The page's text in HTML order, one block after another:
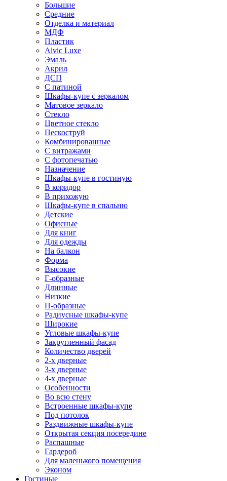
Большие
Средние
Отделка и материал
МДФ
Пластик
Alvic Luxe
Эмаль
Акрил
ДСП
С патиной
Шкафы-купе с зеркалом
Матовое зеркало
Стекло
Цветное стекло
Пескоструй
Комбинированные
С витражами
С фотопечатью
Назначение
Шкафы-купе в гостиную
В коридор
В прихожую
Шкафы-купе в спальню
Детские
Офисные
Для книг
Для одежды
На балкон
Форма
Высокие
Г-образные
Длинные
Низкие
П-образные
Радиусные шкафы-купе
Широкие
Угловые шкафы-купе
Закругленный фасад
Количество дверей
2-х дверные
3-х дверные
4-х дверные
Особенности
Во всю стену
Встроенные шкафы-купе
Под потолок
Раздвижные шкафы-купе
Открытая секция посередине
Распашные
Гардероб
Для маленького помещения
Эконом
Гостиные